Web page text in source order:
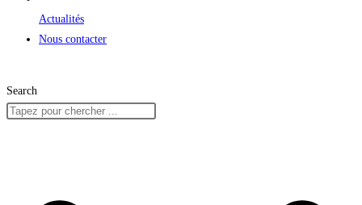
Actualités
Nous contacter
Search